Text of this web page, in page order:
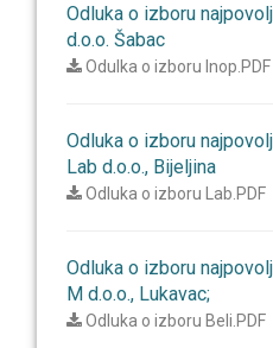
Odluka o izboru
d.o.o. Šabac
Odulka o izboru Inop.PDF
Odluka o izboru
Lab d.o.o., Bijeljina
Odluka o izboru Lab.PDF
Odluka o izboru
M d.o.o., Lukavac;
Odluka o izboru Beli.PDF